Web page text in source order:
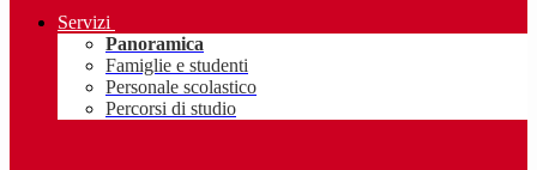
Servizi
Panoramica
Famiglie e studenti
Personale scolastico
Percorsi di studio